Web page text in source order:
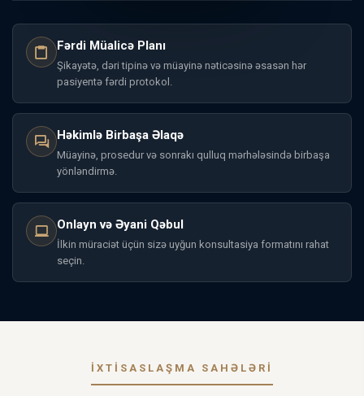
Fərdi Müalicə Planı
Şikayətə, dəri tipinə və müayinə nəticəsinə əsasən hər
pasiyentə fərdi protokol.
Həkimlə Birbaşa Əlaqə
Müayinə, prosedur və sonrakı qulluq mərhələsində birbaşa
yönləndirmə.
Onlayn və Əyani Qəbul
İlkin müraciət üçün sizə uyğun konsultasiya formatını rahat
seçin.
İXTISASLAŞMA SAHƏLƏRI